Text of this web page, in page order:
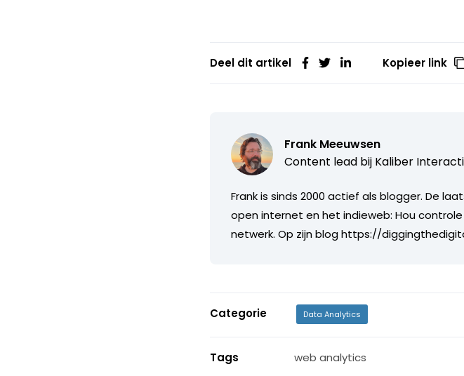
Deel dit artikel Kopieer link
Frank Meeuwsen
Content lead bij Kaliber
Frank is sinds 2000 actief als blogger. De
open internet en het indieweb: Hou
netwerk. Op zijn blog https://
Categorie Data Analytics
Tags web analytics